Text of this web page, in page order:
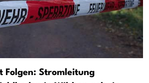
Folgen: Stromleitung